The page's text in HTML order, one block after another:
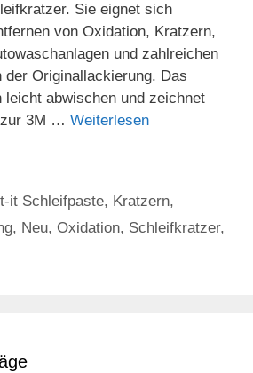
Sie eignet sich
von Oxidation, Kratzern,
und zahlreichen
der Originallackierung. Das
leicht abwischen und zeichnet
3M … Weiterlesen
it Schleifpaste, Kratzern,
, Neu, Oxidation, Schleifkratzer,